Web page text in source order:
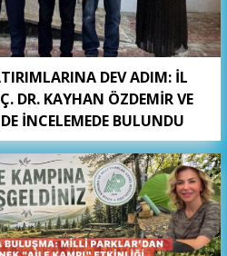
DEV ADIM: İL
DR. KAYHAN ÖZDEMİR VE
İNCELEMEDE BULUNDU